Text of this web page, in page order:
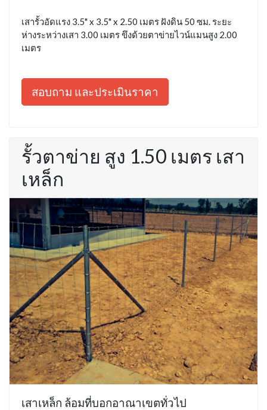
เสารั้วอัดแรง 3.5" x 3.5" x 2.50 เมตร ฝังดิน 50 ซม. ระยะ
ห่างระหว่างเสา 3.00 เมตร ขึงด้วยตาข่ายไวน์แมนสูง 2.00
เมตร
สอบถาม และประเมินราคา
รั้วตาข่าย สูง 1.50 เมตร เสา
เหล็ก
เสาเหล็ก ล้อมที่บอกอาณาเขตทั่วไป